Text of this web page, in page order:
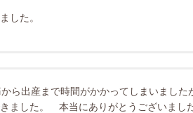
した。
出産まで時間がかかってしまいました
ました。 本当にありがとうございまし